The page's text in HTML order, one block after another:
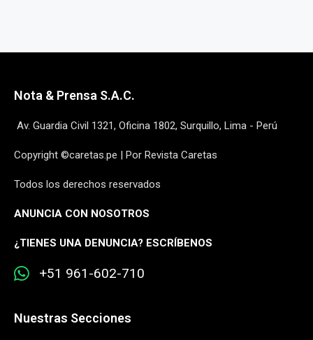
Nota & Prensa S.A.C.
Av. Guardia Civil 1321, Oficina 1802, Surquillo, Lima - Perú
Copyright ©caretas.pe | Por Revista Caretas
Todos los derechos reservados
ANUNCIA CON NOSOTROS
¿TIENES UNA DENUNCIA? ESCRÍBENOS
+51 961-602-710
Nuestras Secciones